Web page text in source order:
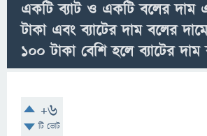
একটি ব্যাট ও একটি বলের দাম
টাকা এবং ব্যাটের দাম বলের
১০০ টাকা বেশি হলে ব্যাটের
+6
টি ভোট